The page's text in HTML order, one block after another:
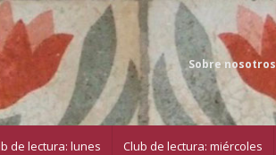
Sobre nosotros
de lectura: lunes Club de lectura: miércoles